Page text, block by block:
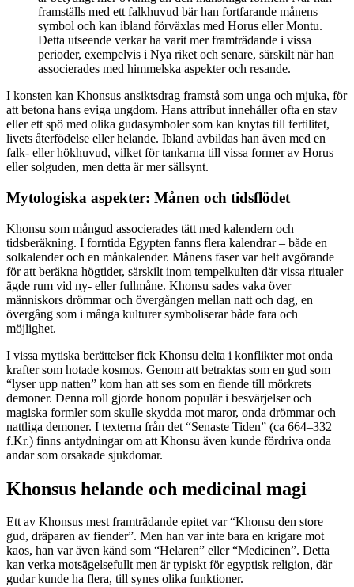
framställs med ett falkhuvud bär han fortfarande månens
symbol och kan ibland förväxlas med Horus eller Montu.
Detta utseende verkar ha varit mer framträdande i vissa
perioder, exempelvis i Nya riket och senare, särskilt när han
associerades med himmelska aspekter och resande.
I konsten kan Khonsus ansiktsdrag framstå som unga och mjuka, för
att betona hans eviga ungdom. Hans attribut innehåller ofta en stav
eller ett spö med olika gudasymboler som kan knytas till fertilitet,
livets återfödelse eller helande. Ibland avbildas han även med en
falk- eller hökhuvud, vilket för tankarna till vissa former av Horus
eller solguden, men detta är mer sällsynt.
Mytologiska aspekter: Månen och tidsflödet
Khonsu som mångud associerades tätt med kalendern och
tidsberäkning. I forntida Egypten fanns flera kalendrar – både en
solkalender och en månkalender. Månens faser var helt avgörande
för att beräkna högtider, särskilt inom tempelkulten där vissa ritualer
ägde rum vid ny- eller fullmåne. Khonsu sades vaka över
människors drömmar och övergången mellan natt och dag, en
övergång som i många kulturer symboliserar både fara och
möjlighet.
I vissa mytiska berättelser fick Khonsu delta i konflikter mot onda
krafter som hotade kosmos. Genom att betraktas som en gud som
“lyser upp natten” kom han att ses som en fiende till mörkrets
demoner. Denna roll gjorde honom populär i besvärjelser och
magiska formler som skulle skydda mot maror, onda drömmar och
nattliga demoner. I texterna från det “Senaste Tiden” (ca 664–332
f.Kr.) finns antydningar om att Khonsu även kunde fördriva onda
andar som orsakade sjukdomar.
Khonsus helande och medicinal magi
Ett av Khonsus mest framträdande epitet var “Khonsu den store
gud, dräparen av fiender”. Men han var inte bara en krigare mot
kaos, han var även känd som “Helaren” eller “Medicinen”. Detta
kan verka motsägelsefullt men är typiskt för egyptisk religion, där
gudar kunde ha flera, till synes olika funktioner.